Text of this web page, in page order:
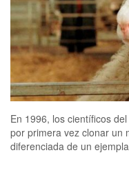
En 1996, los científicos
por primera vez clonar un
diferenciada de un